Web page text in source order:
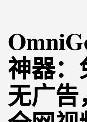
神器
无广